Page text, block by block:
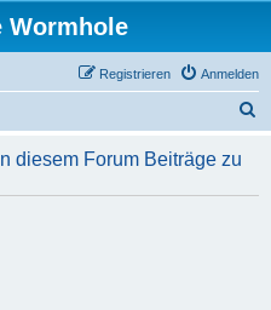
Wormhole
Anmelden
Registrieren
h
diesem Forum Beiträge zu